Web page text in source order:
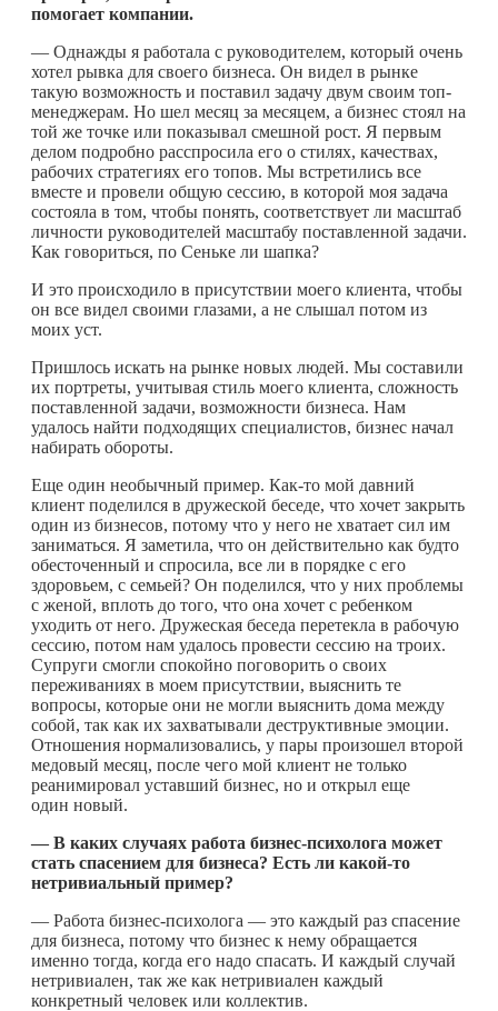
помогает компании.
— Однажды я работала с руководителем, который очень
хотел рывка для своего бизнеса. Он видел в рынке
такую возможность и поставил задачу двум своим топ-
менеджерам. Но шел месяц за месяцем, а бизнес стоял на
той же точке или показывал смешной рост. Я первым
делом подробно расспросила его о стилях, качествах,
рабочих стратегиях его топов. Мы встретились все
вместе и провели общую сессию, в которой моя задача
состояла в том, чтобы понять, соответствует ли масштаб
личности руководителей масштабу поставленной задачи.
Как говориться, по Сеньке ли шапка?
И это происходило в присутствии моего клиента, чтобы
он все видел своими глазами, а не слышал потом из
моих уст.
Пришлось искать на рынке новых людей. Мы составили
их портреты, учитывая стиль моего клиента, сложность
поставленной задачи, возможности бизнеса. Нам
удалось найти подходящих специалистов, бизнес начал
набирать обороты.
Еще один необычный пример. Как-то мой давний
клиент поделился в дружеской беседе, что хочет закрыть
один из бизнесов, потому что у него не хватает сил им
заниматься. Я заметила, что он действительно как будто
обесточенный и спросила, все ли в порядке с его
здоровьем, с семьей? Он поделился, что у них проблемы
с женой, вплоть до того, что она хочет с ребенком
уходить от него. Дружеская беседа перетекла в рабочую
сессию, потом нам удалось провести сессию на троих.
Супруги смогли спокойно поговорить о своих
переживаниях в моем присутствии, выяснить те
вопросы, которые они не могли выяснить дома между
собой, так как их захватывали деструктивные эмоции.
Отношения нормализовались, у пары произошел второй
медовый месяц, после чего мой клиент не только
реанимировал уставший бизнес, но и открыл еще
один новый.
— В каких случаях работа бизнес-психолога может
стать спасением для бизнеса? Есть ли какой-то
нетривиальный пример?
— Работа бизнес-психолога — это каждый раз спасение
для бизнеса, потому что бизнес к нему обращается
именно тогда, когда его надо спасать. И каждый случай
нетривиален, так же как нетривиален каждый
конкретный человек или коллектив.